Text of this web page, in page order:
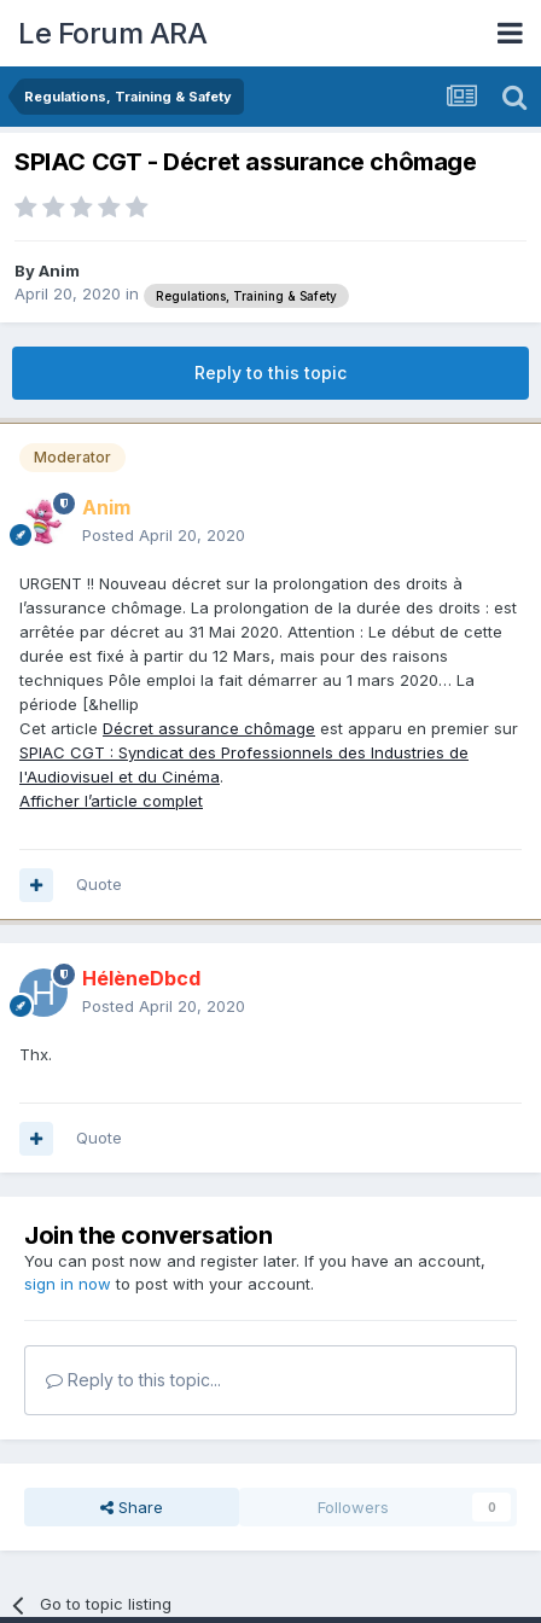
Le Forum ARA
Regulations, Training & Safety
SPIAC CGT - Décret assurance chômage
ByAnim
April 20, 2020 in Regulations, Training & Safety
Reply to this topic
Moderator
Anim
Posted April 20, 2020
URGENT !! Nouveau décret sur la prolongation des droits à
l’assurance chômage. La prolongation de la durée des droits : est
arrêtée par décret au 31 Mai 2020. Attention : Le début de cette
durée est fixé à partir du 12 Mars, mais pour des raisons
techniques Pôle emploi la fait démarrer au 1 mars 2020… La
période [&hellip
Cet article Décret assurance chômage est apparu en premier sur
SPIAC CGT : Syndicat des Professionnels des Industries de
l'Audiovisuel et du Cinéma.
Afficher l’article complet
Quote
HélèneDbcd
Posted April 20, 2020
Thx.
Quote
Join the conversation
You can post now and register later. If you have an account,
sign in now to post with your account.
Reply to this topic...
Share Followers 0
Go to topic listing